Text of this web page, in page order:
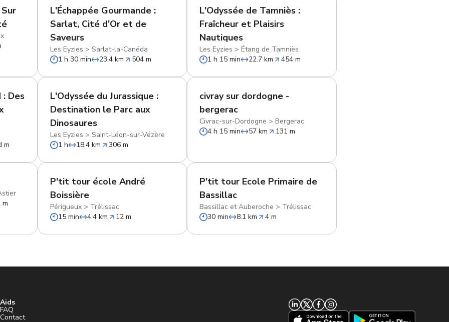
L'Échappée Gourmande :
Sarlat, Cité d'Or et de
Saveurs
Les Eyzies > Sarlat-la-Canéda
1 h 30 min
23.4 km 504 m
L'Odyssée de Tamniès :
Fraîcheur et Plaisirs
Nautiques
Les Eyzies >Étang de Tamniès
1 h 15 min
22.7 km 454 m
Des
m
L'Odyssée du Jurassique :
Destination le Parc aux
Dinosaures
Les Eyzies > Saint-Léon-sur-Vézère
1 h
18.4 km 306 m
civray sur dordogne -
bergerac
Civrac-sur-Dordogne >Bergerac
4 h 15 min
57 km 131 m
m
P'tit tour école André
Boissière
Périgueux> Trélissac
15 min
4.4 km 12 m
P'tit tour Ecole Primaire de
Bassillac
Bassillac et Auberoche > Trélissac
30 min
8.1 km 4 m
Aids
FAQ
Contact